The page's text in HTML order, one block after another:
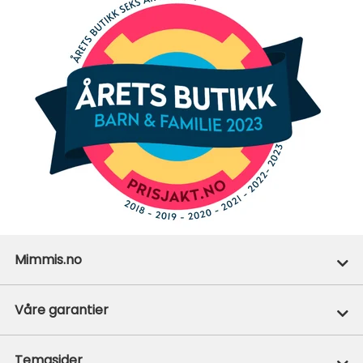
Mimmis.no
Ofte stilte spørsmål
Vår miljøpolicy
Våre garantier